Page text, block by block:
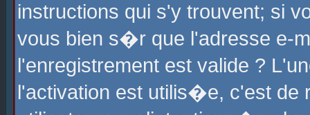
instructions qui s'y trouvent; si
vous bien s�r que l'adresse e-
l'enregistrement est valide ?
l'activation est utilis�e, c'est